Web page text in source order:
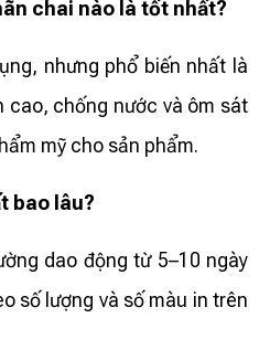
chai nào là tốt nhất?
nhưng phổ biến nhất là
cao, chống nước và ôm sát
mỹ cho sản phẩm.
bao lâu?
dao động từ 5–10 ngày
số lượng và số màu in trên